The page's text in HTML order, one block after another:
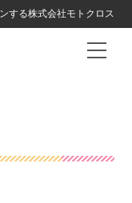
する株式会社モトクロス